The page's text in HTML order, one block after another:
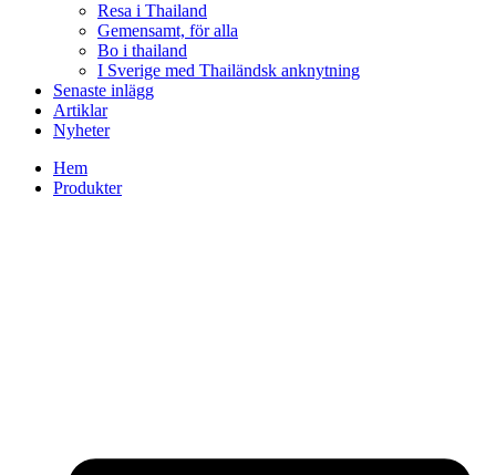
Resa i Thailand
Gemensamt, för alla
Bo i thailand
I Sverige med Thailändsk anknytning
Senaste inlägg
Artiklar
Nyheter
Hem
Produkter